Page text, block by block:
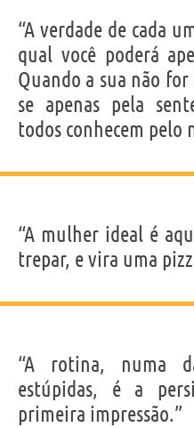
“A verdade de cada
qual você poderá
Quando a sua não for
se apenas pela
todos conhecem pelo
“A mulher ideal é
trepar, e vira uma
“A rotina, numa
estúpidas, é a
primeira impressão.”